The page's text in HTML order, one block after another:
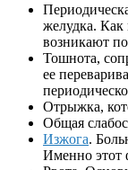
желудка. Как
возникают
Тошнота,
ее
Отрыжка,
Общая
Изжога.
Именно этот